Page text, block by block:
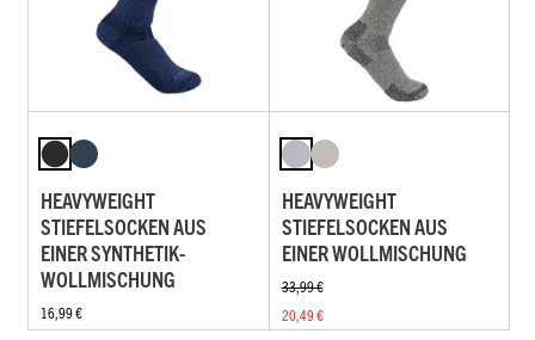
HEAVYWEIGHT
STIEFELSOCKEN AUS
EINER SYNTHETIK-
WOLLMISCHUNG
16,99 €
HEAVYWEIGHT
STIEFELSOCKEN AUS
EINER WOLLMISCHUNG
33,99 €
20,49 €